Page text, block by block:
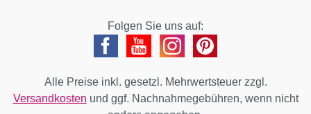
Folgen Sie uns auf:
Alle Preise inkl. gesetzl. Mehrwertsteuer zzgl.
Versandkosten und ggf. Nachnahmegebühren, wenn nicht